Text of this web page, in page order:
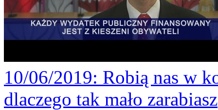
10/06/2019: Robią nas w
dlaczego tak mało zarabiasz